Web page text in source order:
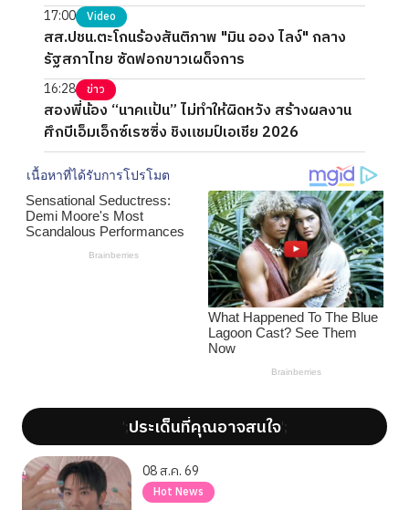
17:00 Video
สส.ปชน.ตะโกนร้องสันติภาพ "มิน ออง ไลง์" กลาง
รัฐสภาไทย ซัดฟอกขาวเผด็จการ
16:28 ข่าว
สองพี่น้อง “นาคแป้น” ไม่ทำให้ผิดหวัง สร้างผลงาน
ศึกบีเอ็มเอ็กซ์เรซซิ่ง ชิงแชมป์เอเชีย 2026
';ประเด็นที่คุณอาจสนใจ';
08 ส.ค. 69
Hot News